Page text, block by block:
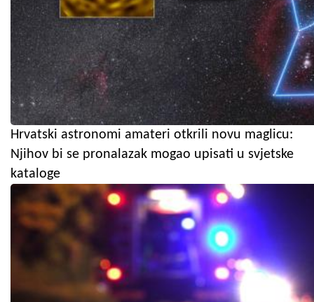
Hrvatski astronomi amateri otkrili novu maglicu:
Njihov bi se pronalazak mogao upisati u svjetske
kataloge